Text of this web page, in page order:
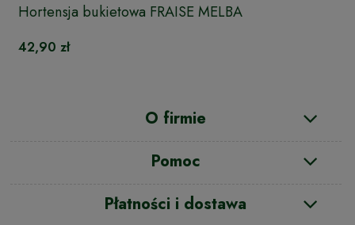
Hortensja bukietowa FRAISE MELBA
42,90 zł
O firmie
Pomoc
Płatności i dostawa